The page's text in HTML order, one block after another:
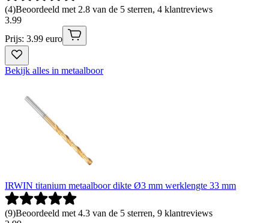
(4)Beoordeeld met 2.8 van de 5 sterren, 4 klantreviews
3.99
Prijs: 3.99 euro
Bekijk alles in metaalboor
IRWIN titanium metaalboor dikte Ø3 mm werklengte 33 mm
(9)Beoordeeld met 4.3 van de 5 sterren, 9 klantreviews